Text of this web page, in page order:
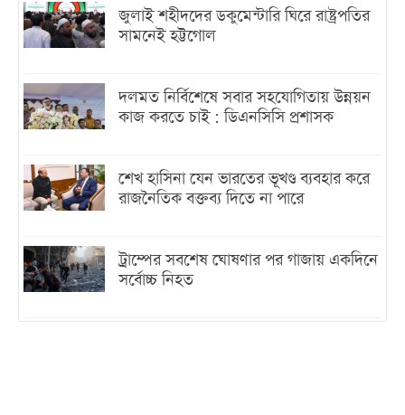
জুলাই শহীদদের ডকুমেন্টারি ঘিরে রাষ্ট্রপতির
সামনেই হট্টগোল
দলমত নির্বিশেষে সবার সহযোগিতায় উন্নয়ন
কাজ করতে চাই : ডিএনসিসি প্রশাসক
শেখ হাসিনা যেন ভারতের ভূখণ্ড ব্যবহার করে
রাজনৈতিক বক্তব্য দিতে না পারে
ট্রাম্পের সবশেষ ঘোষণার পর গাজায় একদিনে
সর্বোচ্চ নিহত